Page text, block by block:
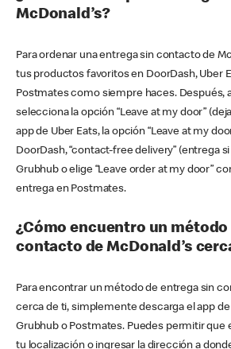
McDonald’s?
Para ordenar una entrega sin contacto de
tus productos favoritos en DoorDash, Uber
Postmates como siempre haces. Después,
selecciona la opción “Leave at my door”
app de Uber Eats, la opción “Leave at my
DoorDash, “contact-free delivery” (entrega
Grubhub o elige “Leave order at my door”
entrega en Postmates.
¿Cómo encuentro un
contacto de McDonald’s
Para encontrar un método de entrega sin
cerca de ti, simplemente descarga el app de
Grubhub o Postmates. Puedes permitir que
tu localización o ingresar la dirección a